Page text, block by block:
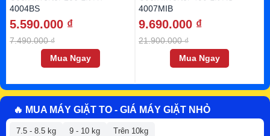
4004BS
5.590.000 ₫
7.490.000 ₫
Mua Ngay
4007MIB
9.690.000 ₫
21.900.000 ₫
Mua Ngay
🔥 MUA MÁY GIẶT TO - GIÁ MÁY GIẶT NHỎ
7.5 - 8.5 kg 9 - 10 kg Trên 10kg